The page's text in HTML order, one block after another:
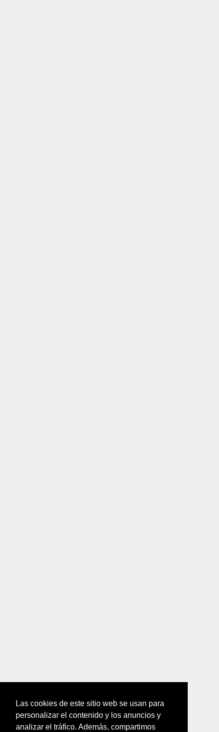
Las cookies de este sitio web se usan para
personalizar el contenido y los anuncios y
analizar el tráfico. Además, compartimos